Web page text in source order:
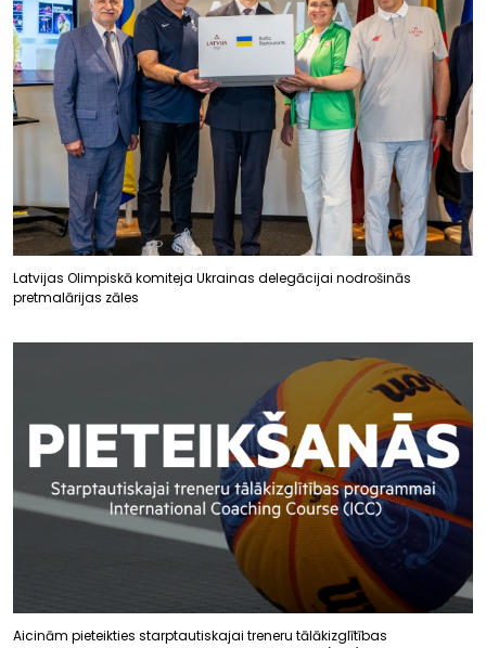
Latvijas Olimpiskā komiteja Ukrainas delegācijai nodrošinās
pretmalārijas zāles
Aicinām pieteikties starptautiskajai treneru tālākizglītības